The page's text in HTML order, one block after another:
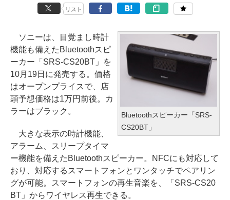
リスト
Bluetoothスピーカー「SRS-
CS20BT」
ソニーは、目覚まし時計
機能も備えたBluetoothスピ
ーカー「SRS-CS20BT」を
10月19日に発売する。価格
はオープンプライスで、店
頭予想価格は1万円前後。カ
ラーはブラック。
大きな表示の時計機能、
アラーム、スリープタイマ
ー機能を備えたBluetoothスピーカー。NFCにも対応して
おり、対応するスマートフォンとワンタッチでペアリン
グが可能。スマートフォンの再生音楽を、「SRS-CS20
BT」からワイヤレス再生できる。